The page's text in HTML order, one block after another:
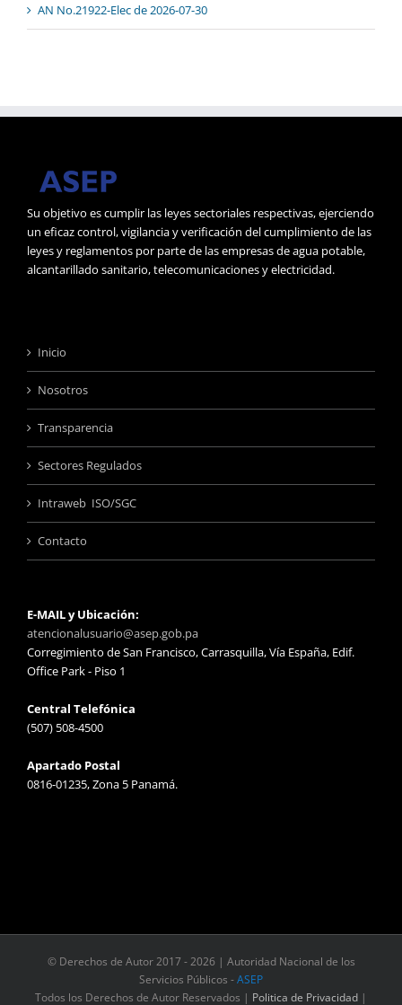
AN No.21922-Elec de 2026-07-30
Su objetivo es cumplir las leyes sectoriales respectivas, ejerciendo
un eficaz control, vigilancia y verificación del cumplimiento de las
leyes y reglamentos por parte de las empresas de agua potable,
alcantarillado sanitario, telecomunicaciones y electricidad.
Inicio
Nosotros
Transparencia
Sectores Regulados
Intraweb ISO/SGC
Contacto
E-MAIL y Ubicación:
atencionalusuario@asep.gob.pa
Corregimiento de San Francisco, Carrasquilla, Vía España, Edif.
Office Park - Piso 1
Central Telefónica
(507) 508-4500
Apartado Postal
0816-01235, Zona 5 Panamá.
© Derechos de Autor 2017 -2026 | Autoridad Nacional de los
Servicios Públicos -ASEP
Todos los Derechos de Autor Reservados | Politica de Privacidad |